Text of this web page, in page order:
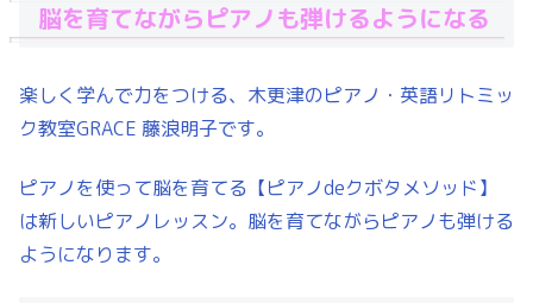
脳を育てながらピアノも弾けるようになる
楽しく学んで力をつける、木更津のピアノ・英語リトミッ
ク教室GRACE 藤浪明子です。
ピアノを使って脳を育てる【ピアノdeクボタメソッド】
は新しいピアノレッスン。脳を育てながらピアノも弾ける
ようになります。